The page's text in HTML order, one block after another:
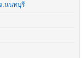
. นนทบุรี